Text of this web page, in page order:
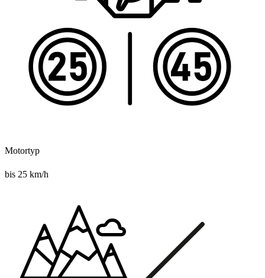
Motortyp
bis 25 km/h